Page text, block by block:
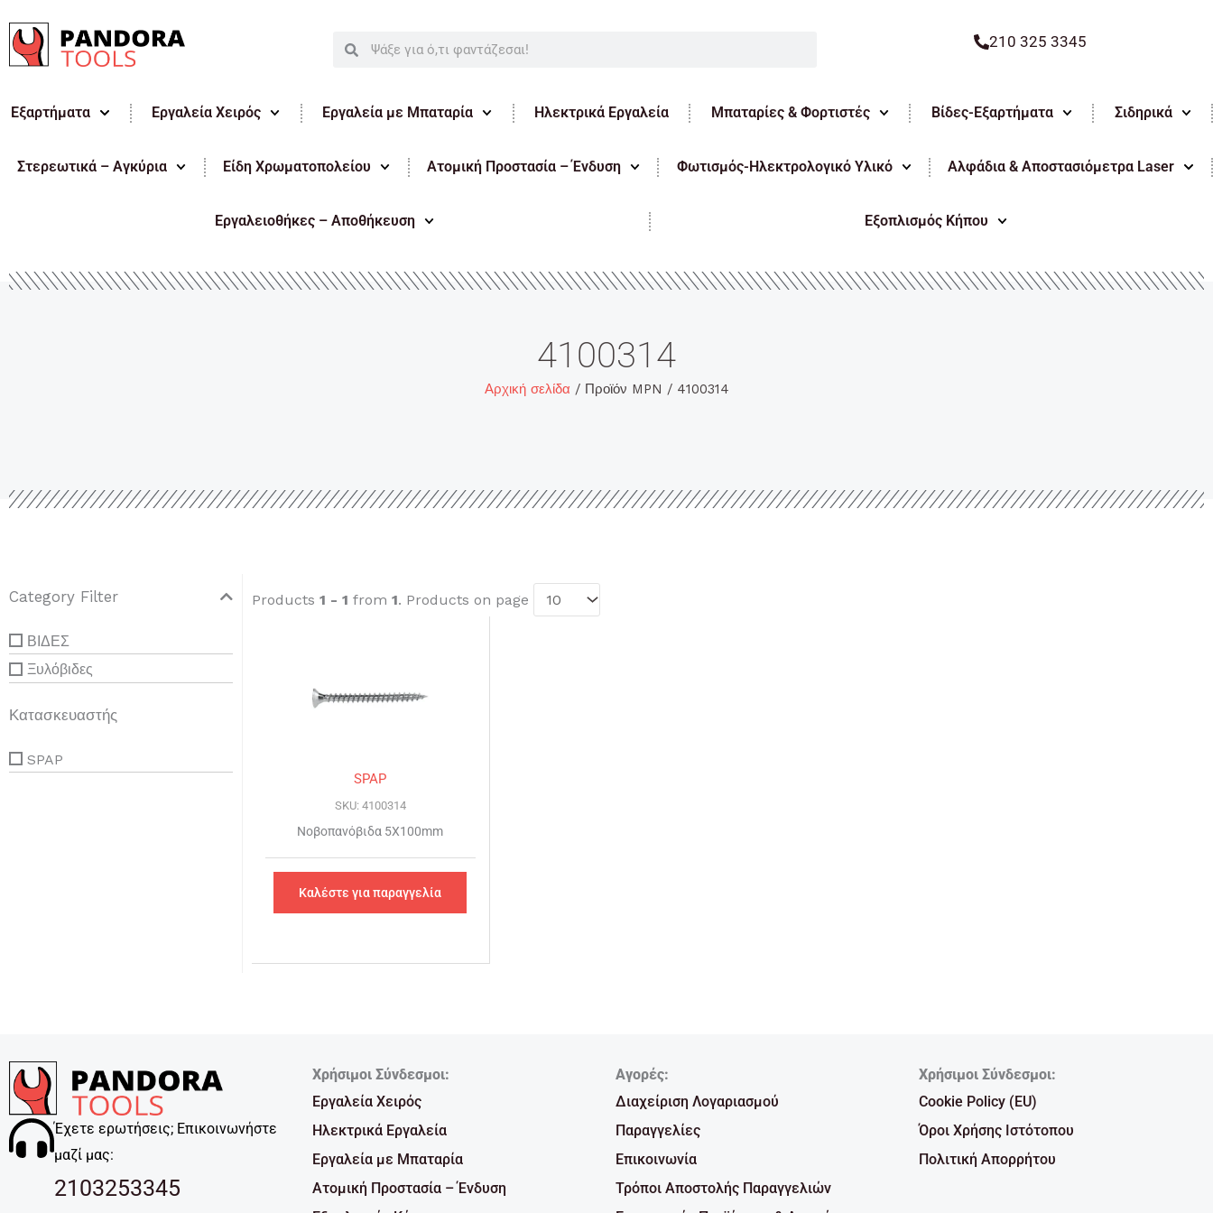
στο
περιεχόμενο
SearchSearch 210 325 3345
Εξαρτήματα Εργαλεία Χειρός Εργαλεία με Μπαταρία Ηλεκτρικά Εργαλεία Μπαταρίες & Φορτιστές Βίδες-Εξαρτήματα Σιδηρικά
Στερεωτικά – Αγκύρια Είδη Χρωματοπολείου Ατομική Προστασία – Ένδυση Φωτισμός-Ηλεκτρολογικό Υλικό Αλφάδια & Αποστασιόμετρα Laser
Εργαλειοθήκες – Αποθήκευση Εξοπλισμός Κήπου
4100314
Αρχική σελίδα / Προϊόν MPN / 4100314
Category Filter
ΒΙΔΕΣ
Ξυλόβιδες
Κατασκευαστής
SPAP
Products 1 - 1 from 1. Products on page
SPAP
SKU: 4100314
Νοβοπανόβιδα 5X100mm
Καλέστε για παραγγελία
Έχετε ερωτήσεις; Επικοινωνήστε
μαζί μας:
2103253345
Χρήσιμοι Σύνδεσμοι:
Εργαλεία Χειρός
Ηλεκτρικά Εργαλεία
Εργαλεία με Μπαταρία
Ατομική Προστασία – Ένδυση
Αγορές:
Διαχείριση Λογαριασμού
Παραγγελίες
Επικοινωνία
Τρόποι Αποστολής Παραγγελιών
Χρήσιμοι Σύνδεσμοι:
Cookie Policy (EU)
Όροι Χρήσης Ιστότοπου
Πολιτική Απορρήτου